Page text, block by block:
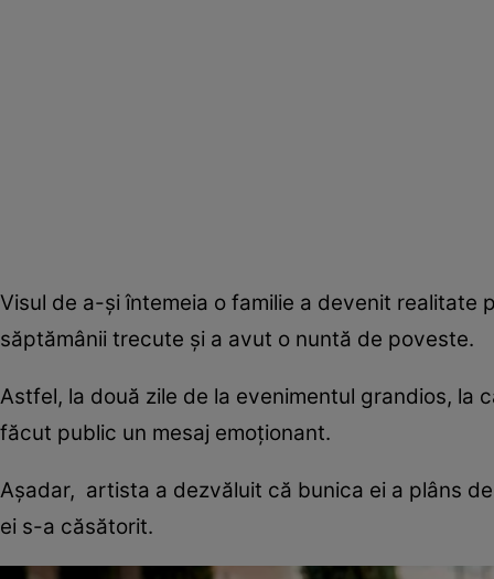
Visul de a-şi întemeia o familie a devenit
săptămânii trecute şi a avut o nuntă de poveste.
Astfel, la două zile de la evenimentul grandios, la
făcut public un mesaj emoţionant.
Aşadar, artista a dezvăluit că bunica ei a plâns
ei s-a căsătorit.